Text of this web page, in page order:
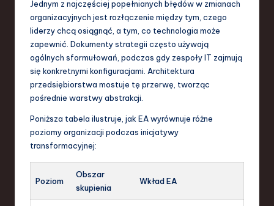
Jednym z najczęściej popełnianych błędów w zmianach
organizacyjnych jest rozłączenie między tym, czego
liderzy chcą osiągnąć, a tym, co technologia może
zapewnić. Dokumenty strategii często używają
ogólnych sformułowań, podczas gdy zespoły IT zajmują
się konkretnymi konfiguracjami. Architektura
przedsiębiorstwa mostuje tę przerwę, tworząc
pośrednie warstwy abstrakcji.
Poniższa tabela ilustruje, jak EA wyrównuje różne
poziomy organizacji podczas inicjatywy
transformacyjnej:
Poziom
Obszar
skupienia
Wkład EA